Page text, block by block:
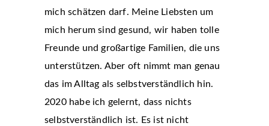
mich schätzen darf. Meine Liebsten um
mich herum sind gesund, wir haben tolle
Freunde und großartige Familien, die uns
unterstützen. Aber oft nimmt man genau
das im Alltag als selbstverständlich hin.
2020 habe ich gelernt, dass nichts
selbstverständlich ist. Es ist nicht